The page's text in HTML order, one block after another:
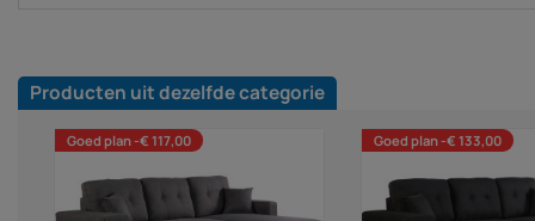
Producten uit dezelfde categorie
Goed plan -€ 117,00 Goed plan -€ 133,00